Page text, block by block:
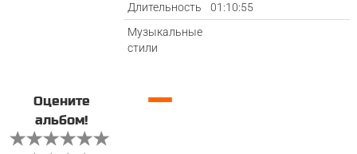
Длительность
01:10:55
Музыкальные
стили
Оцените
альбом!
—